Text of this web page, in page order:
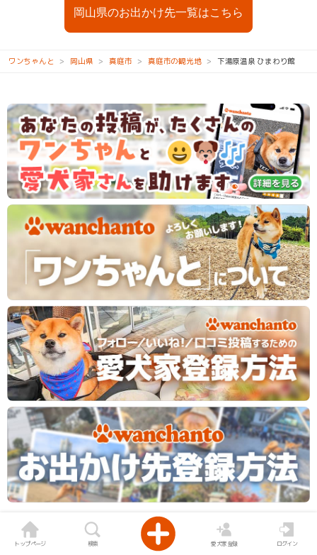
岡山県のお出かけ先一覧はこちら
ワンちゃんと 岡山県 真庭市 真庭市の観光地 下湯原温泉 ひまわり館
トップページ 検索 愛犬家登録 ログイン